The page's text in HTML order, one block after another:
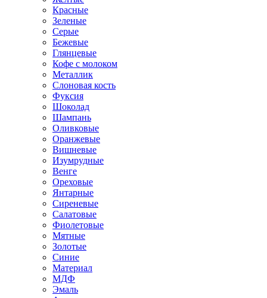
Красные
Зеленые
Серые
Бежевые
Глянцевые
Кофе с молоком
Металлик
Слоновая кость
Фуксия
Шоколад
Шампань
Оливковые
Оранжевые
Вишневые
Изумрудные
Венге
Ореховые
Янтарные
Сиреневые
Салатовые
Фиолетовые
Мятные
Золотые
Синие
Материал
МДФ
Эмаль